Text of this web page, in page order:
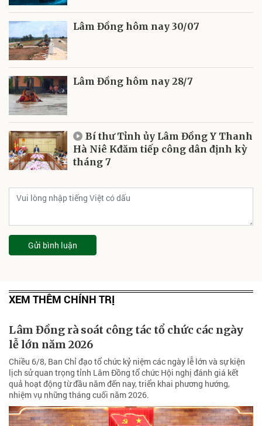
Lâm Đồng hôm nay 30/07
Lâm Đồng hôm nay 28/7
Bí thư Tỉnh ủy Lâm Đồng Y Thanh
Hà Niê Kđăm tiếp công dân định kỳ
tháng 7
Gửi bình luận
XEM THÊM CHÍNH TRỊ
Lâm Đồng rà soát công tác tổ chức các ngày
lễ lớn năm 2026
Chiều 6/8, Ban Chỉ đạo tổ chức kỷ niệm các ngày lễ lớn và sự kiện
lịch sử quan trọng tỉnh Lâm Đồng tổ chức Hội nghị đánh giá kết
quả hoạt động từ đầu năm đến nay, triển khai phương hướng,
nhiệm vụ những tháng cuối năm 2026.